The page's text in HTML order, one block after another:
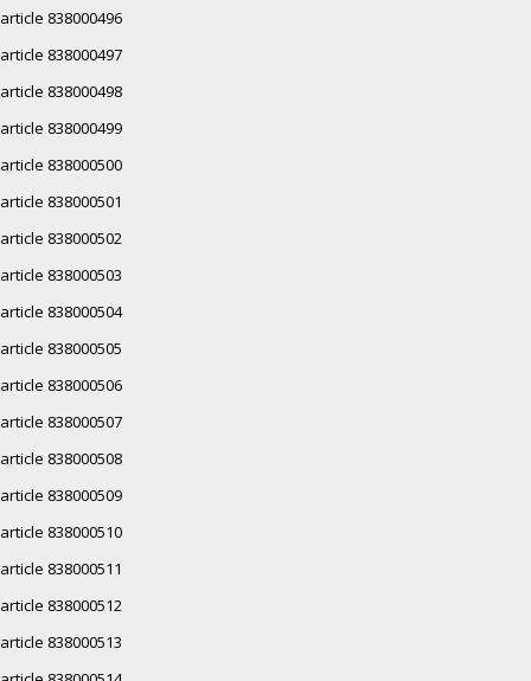
article 838000496
article 838000497
article 838000498
article 838000499
article 838000500
article 838000501
article 838000502
article 838000503
article 838000504
article 838000505
article 838000506
article 838000507
article 838000508
article 838000509
article 838000510
article 838000511
article 838000512
article 838000513